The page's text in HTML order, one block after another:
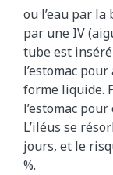
ou l’eau par
par une IV
tube est
l’estomac
forme liquide.
l’estomac
L’iléus se
jours, et le
%.